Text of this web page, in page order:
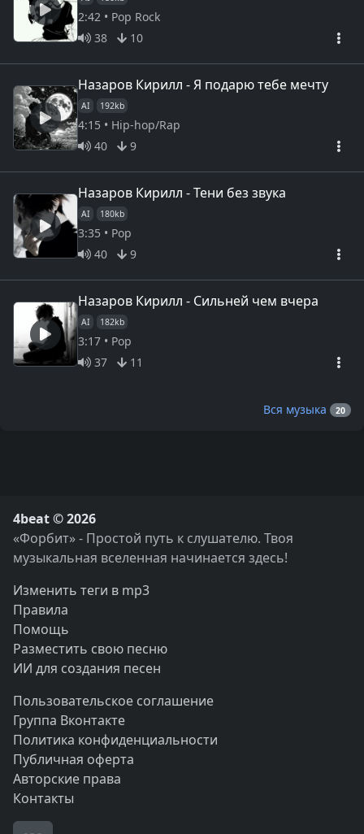
2:42 • Pop Rock
38
10
Назаров Кирилл - Я подарю тебе мечту
AI 192kb
4:15 • Hip-hop/Rap
40
9
Назаров Кирилл - Тени без звука
AI 180kb
3:35 • Pop
40
9
Назаров Кирилл - Сильней чем вчера
AI 182kb
3:17 • Pop
37
11
Вся музыка 20
4beat © 2026
«Форбит» - Простой путь к слушателю. Твоя
музыкальная вселенная начинается здесь!
Изменить теги в mp3
Правила
Помощь
Разместить свою песню
ИИ для создания песен
Пользовательское соглашение
Группа Вконтакте
Политика конфиденциальности
Публичная оферта
Авторские права
Контакты